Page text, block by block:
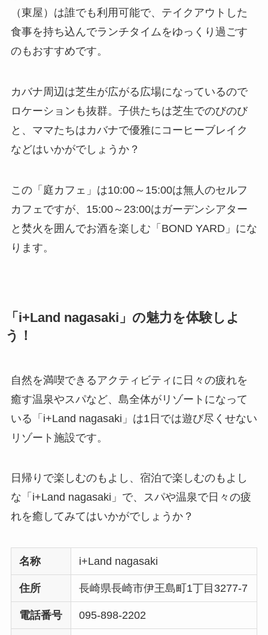
（東屋）は誰でも利用可能で、テイクアウトした
食事を持ち込んでランチタイムをゆっくり過ごす
のもおすすめです。
カバナ周辺は芝生が広がる広場になっているので
ロケーションも抜群。子供たちは芝生でのびのび
と、ママたちはカバナで優雅にコーヒーブレイク
などはいかがでしょうか？
この「庭カフェ」は10:00～15:00は無人のセルフ
カフェですが、15:00～23:00はガーデンシアター
と焚火を囲んでお酒を楽しむ「BOND YARD」にな
ります。
「i+Land nagasaki」の魅力を体験しよ
う！
自然を満喫できるアクティビティに日々の疲れを
癒す温泉やスパなど、島全体がリゾートになって
いる「i+Land nagasaki」は1日では遊び尽くせない
リゾート施設です。
日帰りで楽しむのもよし、宿泊で楽しむのもよし
な「i+Land nagasaki」で、スパや温泉で日々の疲
れを癒してみてはいかがでしょうか？
名称 i+Land nagasaki
住所 長崎県長崎市伊王島町1丁目3277-7
電話番号 095-898-2202